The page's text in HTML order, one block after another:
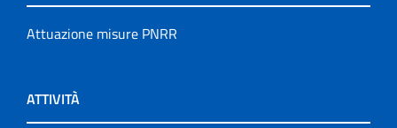
Attuazione misure PNRR
ATTIVITÀ